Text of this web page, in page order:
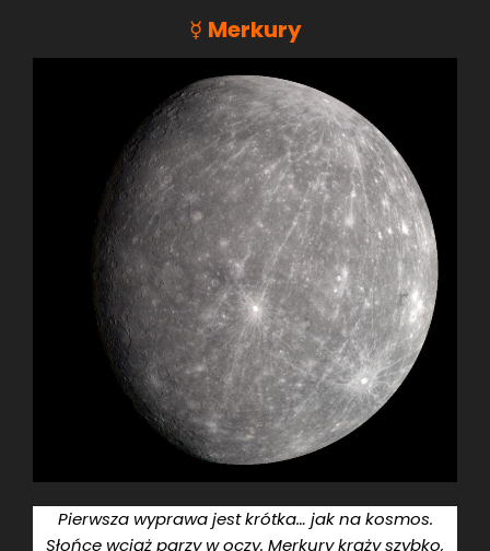
☿ Merkury
Pierwsza wyprawa jest krótka… jak na kosmos.
Słońce wciąż parzy w oczy. Merkury krąży szybko,